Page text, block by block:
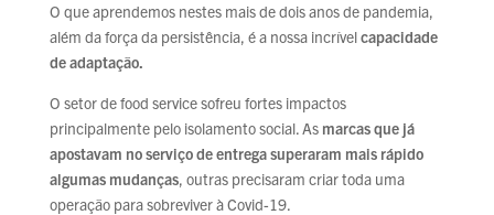
O que aprendemos nestes mais de dois anos de pandemia,
além da força da persistência, é a nossa incrívelcapacidade
de adaptação.
O setor de food service sofreu fortes impactos
principalmente pelo isolamento social. As marcas que já
apostavam no serviço de entrega superaram mais rápido
algumas mudanças, outras precisaram criar toda uma
operação para sobreviver à Covid-19.